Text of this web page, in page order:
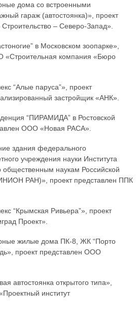
дома со встроенными
гараж (автостоянка)», проект
– Северо-Запад».
в Московском зоопарке»,
«Строительная компания «Бюро
“Алые паруса”», проект
застройщик «АНК».
“ПИРАМИДА” в Ростовской
ООО «Новая РАСА».
здания федерального
учреждения науки Института
наукам Российской
РАН)», проект представлен ППК
“Крымская Ривьера”», проект
Проект».
жилые дома ПК-8, ЖК “Порто
проект представлен ООО
автостоянка открытого типа»,
институт